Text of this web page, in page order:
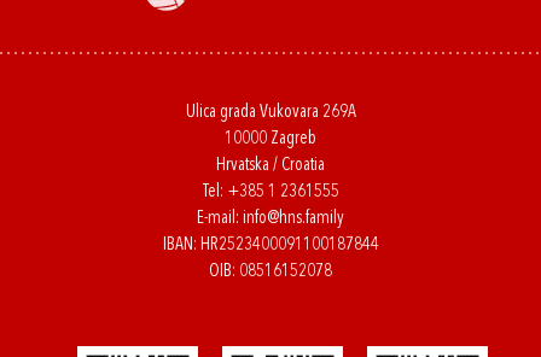
Ulica grada Vukovara 269A
10000 Zagreb
Hrvatska / Croatia
Tel: +385 1 2361555
E-mail: info@hns.family
IBAN: HR2523400091100187844
OIB: 08516152078